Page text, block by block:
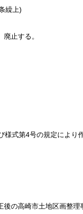
繰上)
廃止する。
式第4号の規定によ
の高崎市土地区画整